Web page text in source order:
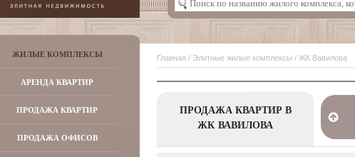
ЖИЛЫЕ КОМПЛЕКСЫ
АРЕНДА КВАРТИР
ПРОДАЖА КВАРТИР
ПРОДАЖА ОФИСОВ
Главная / Элитные жилые комплексы / ЖК Вавилова
ПРОДАЖА КВАРТИР В
ЖК ВАВИЛОВА